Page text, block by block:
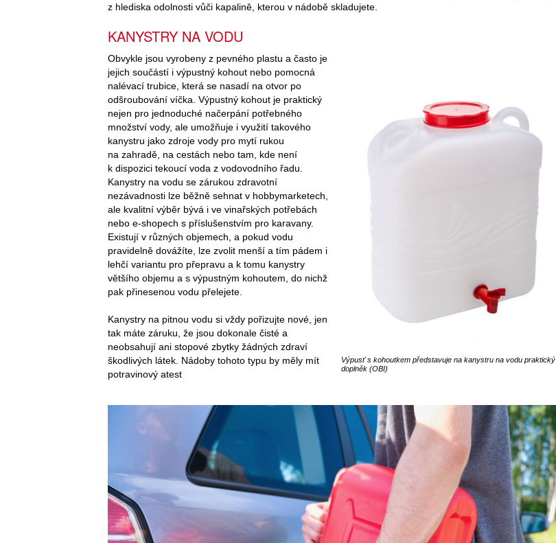
z hlediska odolnosti vůči kapalině, kterou v nádobě skladujete.
KANYSTRY NA VODU
Výpusť s kohoutkem představuje na kanystru na vodu praktický
doplněk (OBI)
Obvykle jsou vyrobeny z pevného plastu a často je
jejich součástí i výpustný kohout nebo pomocná
nalévací trubice, která se nasadí na otvor po
odšroubování víčka. Výpustný kohout je praktický
nejen pro jednoduché načerpání potřebného
množství vody, ale umožňuje i využití takového
kanystru jako zdroje vody pro mytí rukou
na zahradě, na cestách nebo tam, kde není
k dispozici tekoucí voda z vodovodního řadu.
Kanystry na vodu se zárukou zdravotní
nezávadnosti lze běžně sehnat v hobbymarketech,
ale kvalitní výběr bývá i ve vinařských potřebách
nebo e-shopech s příslušenstvím pro karavany.
Existují v různých objemech, a pokud vodu
pravidelně dovážíte, lze zvolit menší a tím pádem i
lehčí variantu pro přepravu a k tomu kanystry
většího objemu a s výpustným kohoutem, do nichž
pak přinesenou vodu přelejete.
Kanystry na pitnou vodu si vždy pořizujte nové, jen
tak máte záruku, že jsou dokonale čisté a
neobsahují ani stopové zbytky žádných zdraví
škodlivých látek. Nádoby tohoto typu by měly mít
potravinový atest